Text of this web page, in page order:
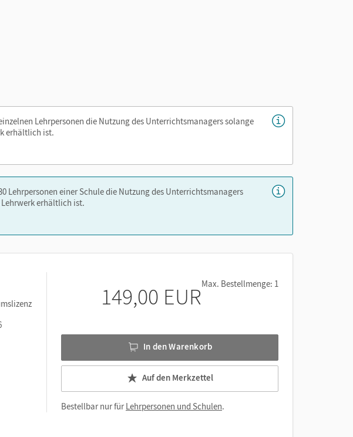
Vorwissens
Lehrpersonen die Nutzung des Unterrichtsmanagers solange
erhältlich ist.
Lehrpersonen einer Schule die Nutzung des Unterrichtsmanagers
erhältlich ist.
149,00 EURMax. Bestellmenge: 1
In den Warenkorb
Auf den Merkzettel
Bestellbar nur fürLehrpersonen und Schulen.